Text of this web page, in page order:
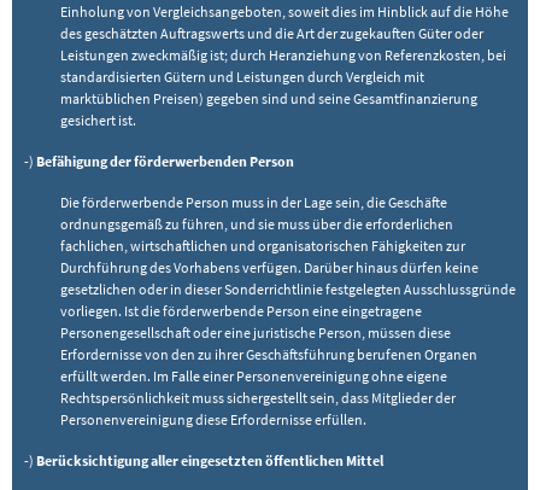
Einholung von Vergleichsangeboten, soweit dies im Hinblick auf die Höhe
des geschätzten Auftragswerts und die Art der zugekauften Güter oder
Leistungen zweckmäßig ist; durch Heranziehung von Referenzkosten, bei
standardisierten Gütern und Leistungen durch Vergleich mit
marktüblichen Preisen) gegeben sind und seine Gesamtfinanzierung
gesichert ist.
-) Befähigung der förderwerbenden Person
Die förderwerbende Person muss in der Lage sein, die Geschäfte
ordnungsgemäß zu führen, und sie muss über die erforderlichen
fachlichen, wirtschaftlichen und organisatorischen Fähigkeiten zur
Durchführung des Vorhabens verfügen. Darüber hinaus dürfen keine
gesetzlichen oder in dieser Sonderrichtlinie festgelegten Ausschlussgründe
vorliegen. Ist die förderwerbende Person eine eingetragene
Personengesellschaft oder eine juristische Person, müssen diese
Erfordernisse von den zu ihrer Geschäftsführung berufenen Organen
erfüllt werden. Im Falle einer Personenvereinigung ohne eigene
Rechtspersönlichkeit muss sichergestellt sein, dass Mitglieder der
Personenvereinigung diese Erfordernisse erfüllen.
-) Berücksichtigung aller eingesetzten öffentlichen Mittel